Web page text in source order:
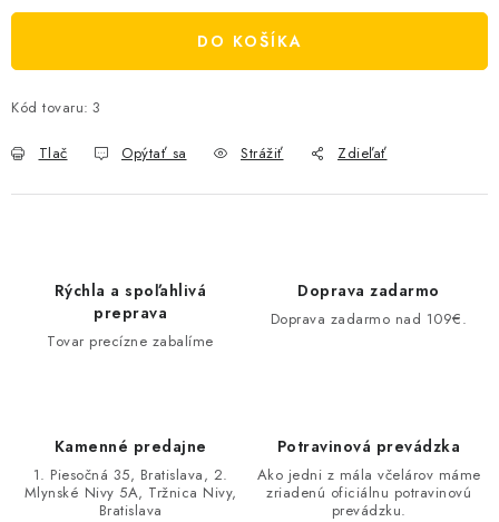
DO KOŠÍKA
Kód tovaru: 3
Tlač Opýtať sa Strážiť Zdieľať
Rýchla a spoľahlivá
preprava
Tovar precízne zabalíme
Doprava zadarmo
Doprava zadarmo nad 109€.
Kamenné predajne
1. Piesočná 35, Bratislava, 2.
Mlynské Nivy 5A, Tržnica Nivy,
Bratislava
Potravinová prevádzka
Ako jedni z mála včelárov máme
zriadenú oficiálnu potravinovú
prevádzku.